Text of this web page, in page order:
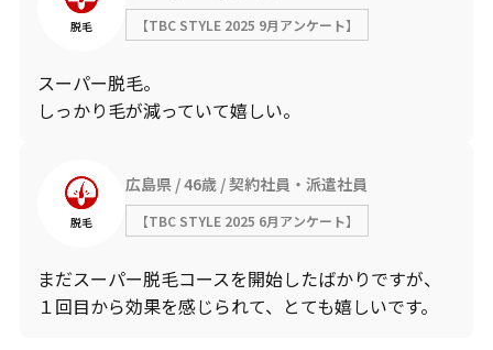
脱毛 【TBC STYLE 2025 9月アンケート】
スーパー脱毛。
しっかり毛が減っていて嬉しい。
脱毛
広島県 46歳 契約社員・派遣社員
【TBC STYLE 2025 6月アンケート】
まだスーパー脱毛コースを開始したばかりですが、
１回目から効果を感じられて、とても嬉しいです。